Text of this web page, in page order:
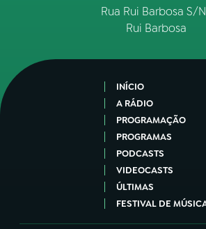
Rua Rui Barbosa S/
Rui Barbosa
INÍCIO
A RÁDIO
PROGRAMAÇÃO
PROGRAMAS
PODCASTS
VIDEOCASTS
ÚLTIMAS
FESTIVAL DE